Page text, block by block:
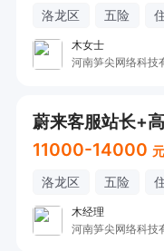
洛龙区 五险
木女士
河南笋尖网络科技
蔚来客服站长+
11000-14000
洛龙区 五险
木经理
河南笋尖网络科技